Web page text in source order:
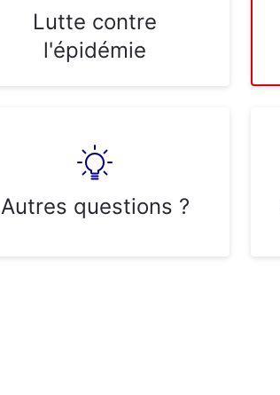
Lutte contre
l'épidémie
Autres questions ?